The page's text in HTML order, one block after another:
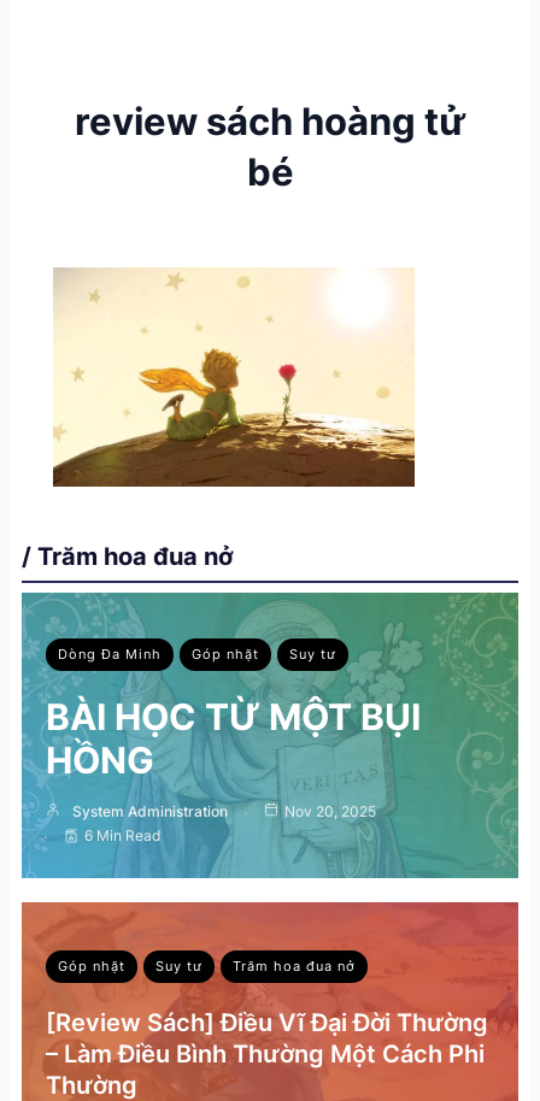
review sách hoàng tử
bé
/ Trăm hoa đua nở
Dòng Đa Minh Góp nhặt Suy tư
BÀI HỌC TỪ MỘT BỤI
HỒNG
System Administration
Nov 20, 2025
6 Min Read
Góp nhặt Suy tư Trăm hoa đua nở
[Review Sách] Điều Vĩ Đại Đời Thường
– Làm Điều Bình Thường Một Cách Phi
Thường